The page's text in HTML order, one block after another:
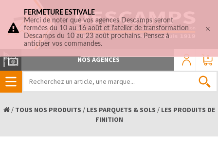
0
NOS AGENCES
/ TOUS NOS PRODUITS / LES PARQUETS & SOLS / LES PRODUITS DE
FINITION
FERMETURE ESTIVALE
Merci de noter que vos agences Descamps seront
fermées du 10 au 16 août et l'atelier de transformation
Descamps du 10 au 23 août prochains. Pensez à
anticiper vos commandes.